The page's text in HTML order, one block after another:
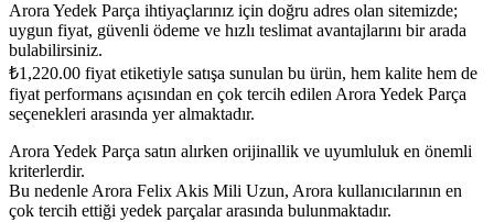
Arora Yedek Parça ihtiyaçlarınız için doğru adres olan sitemizde;
uygun fiyat, güvenli ödeme ve hızlı teslimat avantajlarını bir arada
bulabilirsiniz.
₺1,220.00 fiyat etiketiyle satışa sunulan bu ürün, hem kalite hem de
fiyat performans açısından en çok tercih edilen Arora Yedek Parça
seçenekleri arasında yer almaktadır.
Arora Yedek Parça satın alırken orijinallik ve uyumluluk en önemli
kriterlerdir.
Bu nedenle Arora Felix Akis Mili Uzun, Arora kullanıcılarının en
çok tercih ettiği yedek parçalar arasında bulunmaktadır.